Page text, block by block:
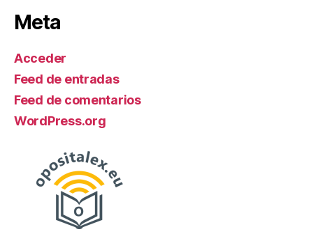
Meta
Acceder
Feed de entradas
Feed de comentarios
WordPress.org